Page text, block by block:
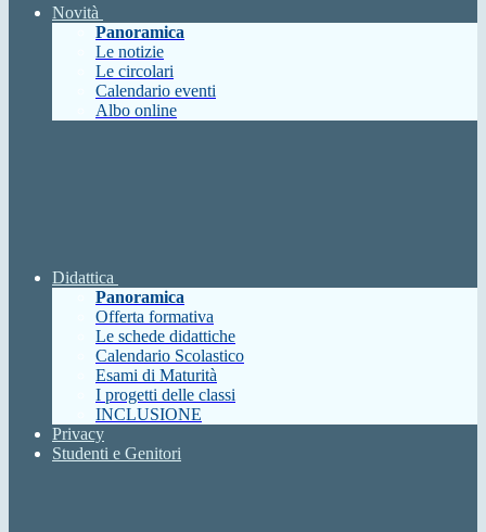
Novità
Panoramica
Le notizie
Le circolari
Calendario eventi
Albo online
Didattica
Panoramica
Offerta formativa
Le schede didattiche
Calendario Scolastico
Esami di Maturità
I progetti delle classi
INCLUSIONE
Privacy
Studenti e Genitori